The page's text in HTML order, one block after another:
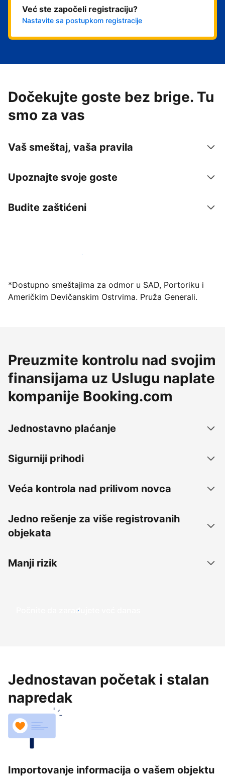
Već ste započeli registraciju?
Nastavite sa postupkom registracije
Dočekujte goste bez brige. Tu
smo za vas
Vaš smeštaj, vaša pravila
Upoznajte svoje goste
Budite zaštićeni
Registrujte svoj objekat već danas
*Dostupno smeštajima za odmor u SAD, Portoriku i
Američkim Devičanskim Ostrvima. Pruža Generali.
Preuzmite kontrolu nad svojim
finansijama uz Uslugu naplate
kompanije Booking.com
Jednostavno plaćanje
Sigurniji prihodi
Veća kontrola nad prilivom novca
Jedno rešenje za više registrovanih
objekata
Manji rizik
Počnite da zarađujete već danas
Jednostavan početak i stalan
napredak
Importovanje informacija o vašem objektu